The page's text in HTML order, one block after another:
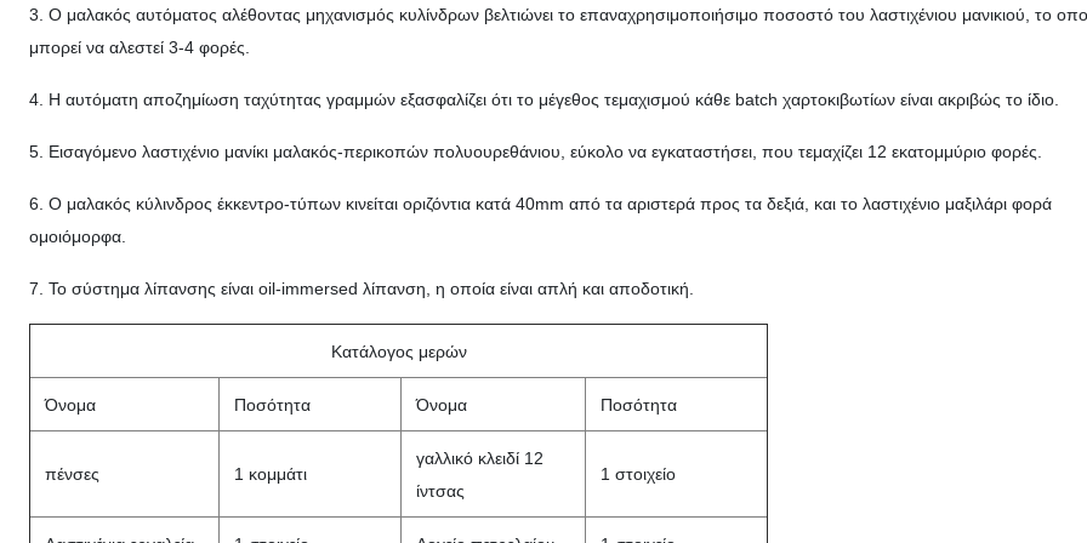
3. Ο μαλακός αυτόματος αλέθοντας μηχανισμός κυλίνδρων βελτιώνει το επαναχρησιμοποιήσιμο ποσοστό του λαστιχένιου μανικιού, το
μπορεί να αλεστεί 3-4 φορές.
4. Η αυτόματη αποζημίωση ταχύτητας γραμμών εξασφαλίζει ότι το μέγεθος τεμαχισμού κάθε batch χαρτοκιβωτίων είναι ακριβώς το ίδιο.
5. Εισαγόμενο λαστιχένιο μανίκι μαλακός-περικοπών πολυουρεθάνιου, εύκολο να εγκαταστήσει, που τεμαχίζει 12 εκατομμύριο φορές.
6. Ο μαλακός κύλινδρος έκκεντρο-τύπων κινείται οριζόντια κατά 40mm από τα αριστερά προς τα δεξιά, και το λαστιχένιο μαξιλάρι φορά
ομοιόμορφα.
7. Το σύστημα λίπανσης είναι oil-immersed λίπανση, η οποία είναι απλή και αποδοτική.
Κατάλογος μερών
Όνομα Ποσότητα Όνομα Ποσότητα
πένσες 1 κομμάτι
γαλλικό κλειδί 12
ίντσας
1 στοιχείο